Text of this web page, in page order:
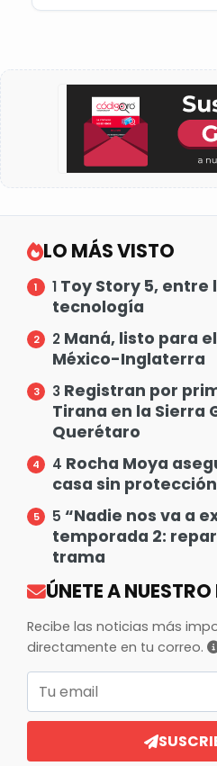
LO MÁS VISTO
1 Toy Story 5, entre
tecnología
2 Maná, listo para
México-Inglaterra
3 Registran por
Tirana en la Sierra
Querétaro
4 Rocha Moya
casa sin
5 “Nadie nos va a
temporada 2:
trama
ÚNETE A
Recibe las noticias más
directamente en tu correo.